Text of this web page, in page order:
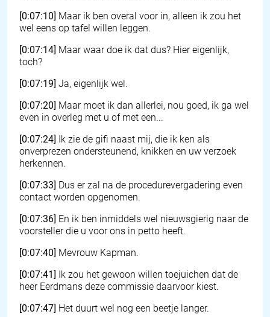
[0:07:10] Maar ik ben overal voor in, alleen ik zou het
wel eens op tafel willen leggen.
[0:07:14] Maar waar doe ik dat dus? Hier eigenlijk,
toch?
[0:07:19] Ja, eigenlijk wel.
[0:07:20] Maar moet ik dan allerlei, nou goed, ik ga wel
even in overleg met u of met een...
[0:07:24] Ik zie de gifi naast mij, die ik ken als
onverprezen ondersteunend, knikken en uw verzoek
herkennen.
[0:07:33] Dus er zal na de procedurevergadering even
contact worden opgenomen.
[0:07:36] En ik ben inmiddels wel nieuwsgierig naar de
voorsteller die u voor ons in petto heeft.
[0:07:40] Mevrouw Kapman.
[0:07:41] Ik zou het gewoon willen toejuichen dat de
heer Eerdmans deze commissie daarvoor kiest.
[0:07:47] Het duurt wel nog een beetje langer.